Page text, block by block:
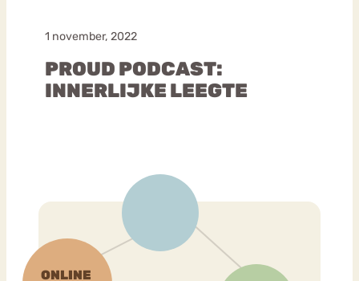
1 november, 2022
PROUD PODCAST:
INNERLIJKE LEEGTE